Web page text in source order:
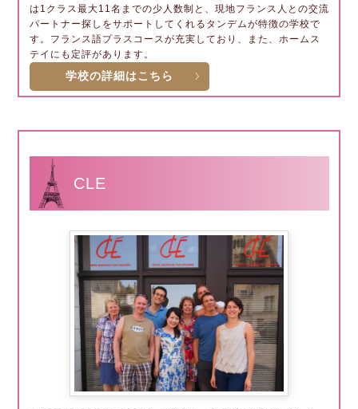
は1クラス最大11名までの少人数制と、現地フランス人との交流
パートナー探しをサポートしてくれるタンデムが特徴の学校で
す。フランス語プラスコースが充実しており、また、ホームス
テイにも定評があります。
学校の詳細はこちら
CLE